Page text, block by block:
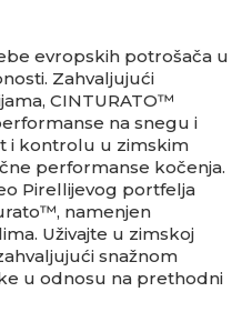
evropskih potrošača u
Zahvaljujući
CINTURATO™
na snegu i
i kontrolu u zimskim
performanse kočenja.
Pirellijevog portfelja
namenjen
Uživajte u zimskoj
snažnom
u odnosu na prethodni